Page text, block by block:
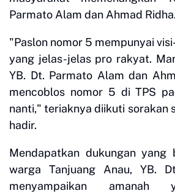
Parmato Alam dan Ahmad Ridha.
"Paslon nomor 5 mempunyai
yang jelas-jelas pro rakyat.
YB. Dt. Parmato Alam dan
mencoblos nomor 5 di TPS
nanti," teriaknya diikuti sorakan
hadir.
Mendapatkan dukungan yang
warga Tanjuang Anau, YB.
menyampaikan amanah